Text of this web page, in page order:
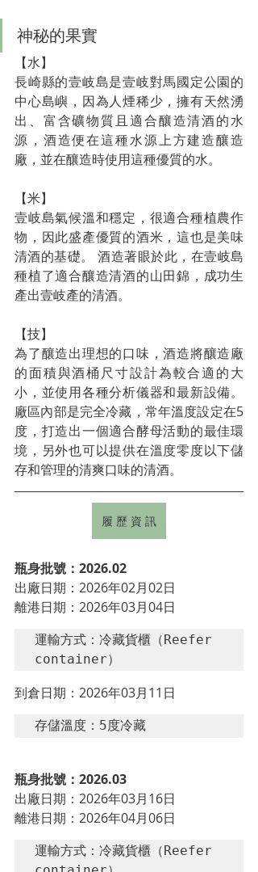
神秘的果實
【水】
長崎縣的壹岐島是壹岐對馬國定公園的
中心島嶼，因為人煙稀少，擁有天然湧
出、富含礦物質且適合釀造清酒的水
源，酒造便在這種水源上方建造釀造
廠，並在釀造時使用這種優質的水。
【米】
壹岐島氣候溫和穩定，很適合種植農作
物，因此盛產優質的酒米，這也是美味
清酒的基礎。 酒造著眼於此，在壹岐島
種植了適合釀造清酒的山田錦，成功生
產出壹岐產的清酒。
【技】
為了釀造出理想的口味，酒造將釀造廠
的面積與酒桶尺寸設計為較合適的大
小，並使用各種分析儀器和最新設備。
廠區內部是完全冷藏，常年溫度設定在5
度，打造出一個適合酵母活動的最佳環
境，另外也可以提供在溫度零度以下儲
存和管理的清爽口味的清酒。
履 歷 資 訊
瓶身批號：2026.02
出廠日期： 2026年02月02日
離港日期： 2026年03月04日
運輸方式：冷藏貨櫃（Reefer
container）
到倉日期： 2026年03月11日
存儲溫度：5度冷藏
瓶身批號：2026.03
出廠日期： 2026年03月16日
離港日期： 2026年04月06日
運輸方式：冷藏貨櫃（Reefer